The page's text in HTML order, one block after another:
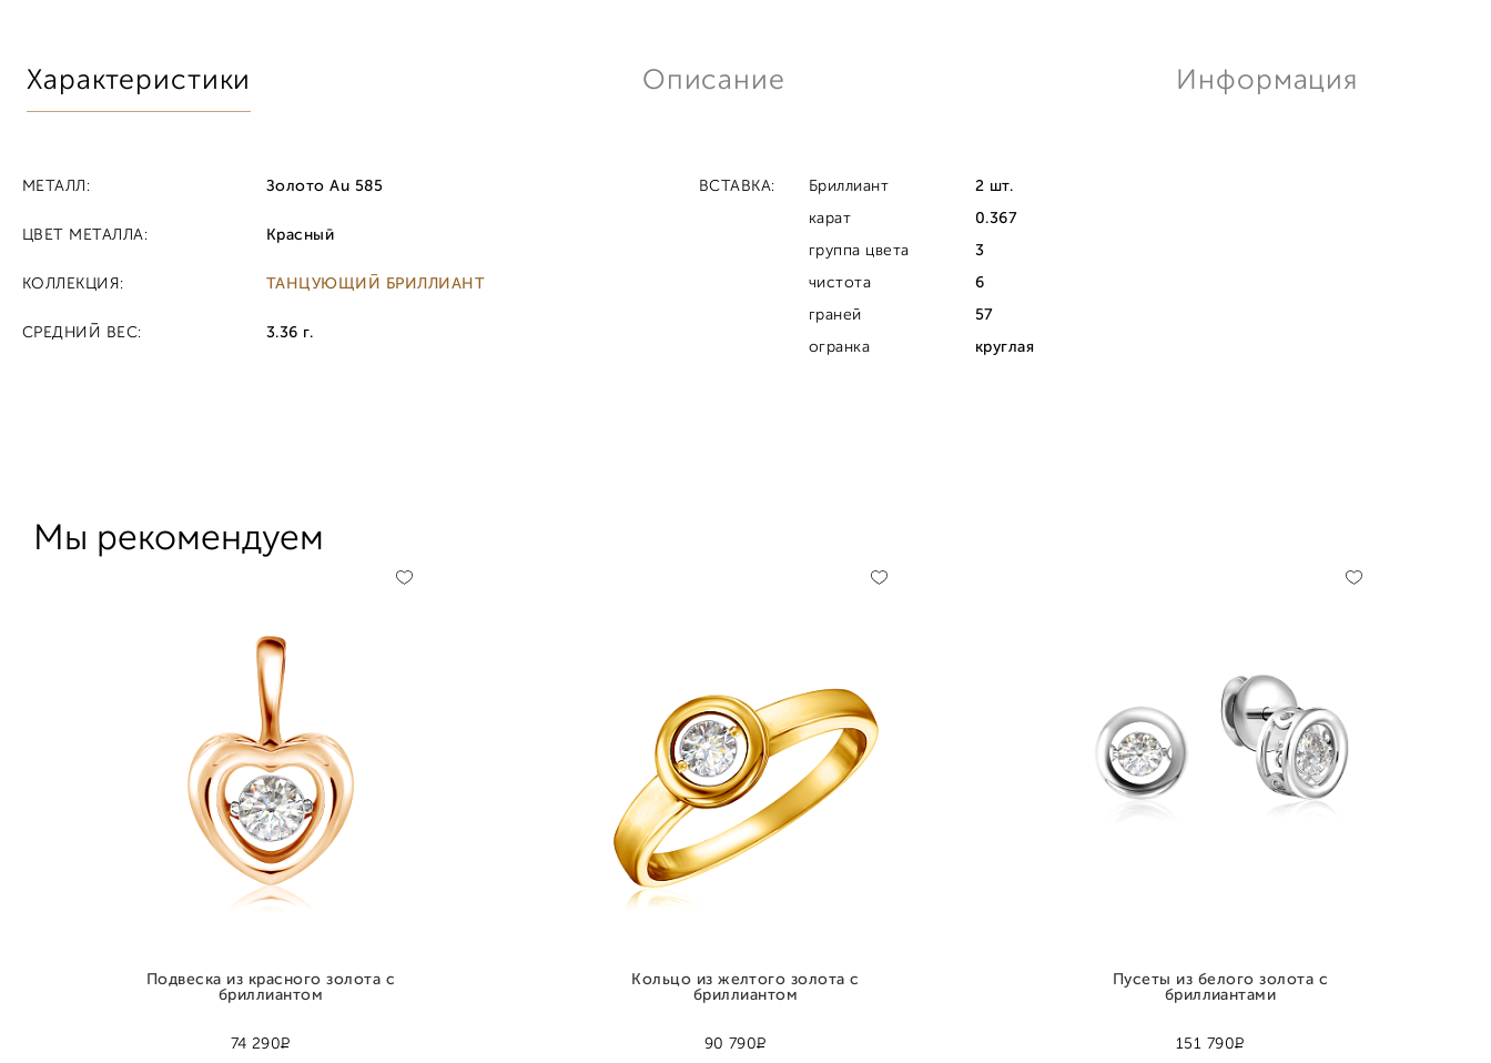
Характеристики Описание Информация
МЕТАЛЛ: Золото Au 585
ЦВЕТ МЕТАЛЛА: Красный
КОЛЛЕКЦИЯ: ТАНЦУЮЩИЙ БРИЛЛИАНТ
СРЕДНИЙ ВЕС: 3.36 г.
ВСТАВКА: Бриллиант
2 шт.
карат
0.367
группа цвета
3
чистота
6
граней
57
огранка
круглая
Мы рекомендуем
74 290Р
Подвеска из красного золота с
бриллиантом
90 790Р
Кольцо из желтого золота с
бриллиантом
151 790Р
Пусеты из белого золота с
бриллиантами